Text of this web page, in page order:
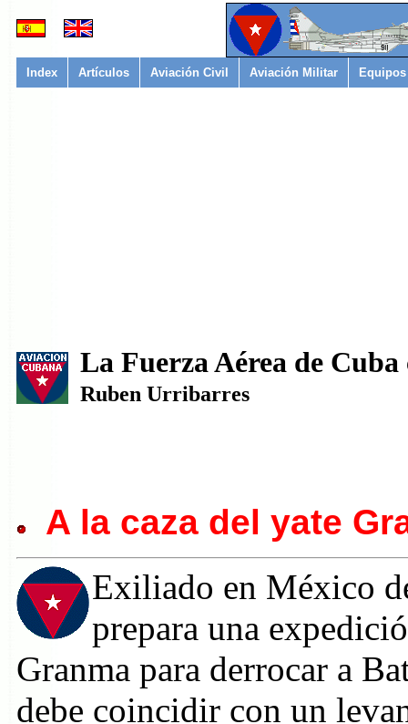
Index Artículos Aviación Civil Aviación Militar Equipos
La Fuerza Aérea de
Ruben Urribarres
A la caza del yate
Exiliado en México
prepara una
Granma para derrocar a
debe coincidir con un